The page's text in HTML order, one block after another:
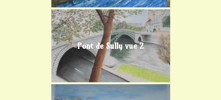
Pont de Sully vue 2